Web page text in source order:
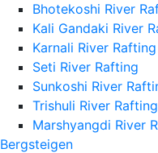
Bhotekoshi River
Kali Gandaki River
Karnali River Rafting
Seti River Rafting
Sunkoshi River
Trishuli River Rafting
Marshyangdi River
Bergsteigen